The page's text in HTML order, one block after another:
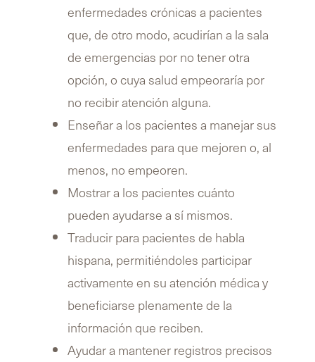
enfermedades crónicas a pacientes
que, de otro modo, acudirían a la sala
de emergencias por no tener otra
opción, o cuya salud empeoraría por
no recibir atención alguna.
Enseñar a los pacientes a manejar sus
enfermedades para que mejoren o, al
menos, no empeoren.
Mostrar a los pacientes cuánto
pueden ayudarse a sí mismos.
Traducir para pacientes de habla
hispana, permitiéndoles participar
activamente en su atención médica y
beneficiarse plenamente de la
información que reciben.
Ayudar a mantener registros precisos